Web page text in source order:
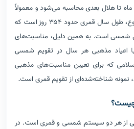
تا هلال بعدی محاسبه می‌شود و معمولاً
۲۹ یا ۳۰ روز دارد. در مجموع، طول سال قمری حدود ۳۵۴ روز است که
از سال شمسی است. به همین دلیل، مناسبت‌های
اعیاد مذهبی هر سال در تقویم شمسی
که برای تعیین مناسبت‌های مذهبی
نمونه شناخته‌شده‌ای از تقویم قمری است.
از هر دو سیستم شمسی و قمری است. در